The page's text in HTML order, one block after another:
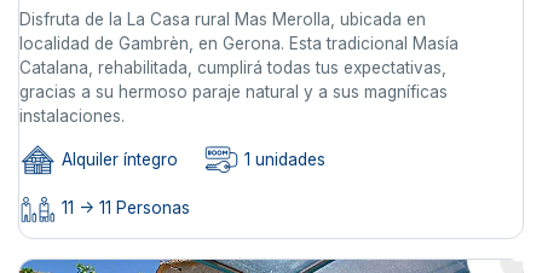
Disfruta de la La Casa rural Mas Merolla, ubicada en
localidad de Gambrèn, en Gerona. Esta tradicional Masía
Catalana, rehabilitada, cumplirá todas tus expectativas,
gracias a su hermoso paraje natural y a sus magníficas
instalaciones.
Alquiler íntegro 1 unidades
11 -> 11 Personas